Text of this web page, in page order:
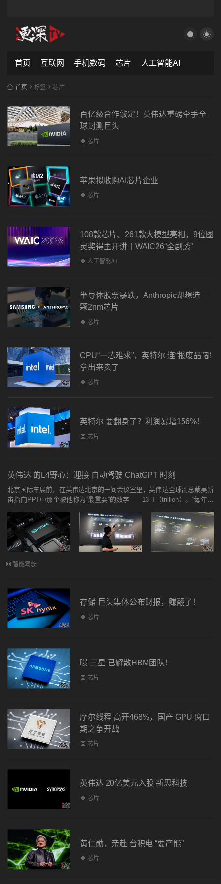
首页 互联网 手机数码 芯片 人工智能AI
首页 标签 芯片
百亿级合作敲定！英伟达重磅牵手全
球封测巨头
芯片
苹果拟收购AI芯片企业
芯片
108款芯片、261款大模型亮相，9位图
灵奖得主开讲丨WAIC26“全剧透”
人工智能AI
半导体股票暴跌，Anthropic却想造一
颗2nm芯片
芯片
CPU“一芯难求”，英特尔 连“报废品”都
拿出来卖了
芯片
英特尔 要翻身了？利润暴增156%！
芯片
英伟达 的L4野心：迎接 自动驾驶 ChatGPT 时刻
北京国际车展前，在英伟达北京的一间会议室里，英伟达全球副总裁吴新
宙指向PPT中那个被他称为“最重要”的数字——13 T（trillion）。“每年全
智能驾驶
存储 巨头集体公布财报，赚翻了！
芯片
曝 三星 已解散HBM团队！
芯片
摩尔线程 高开468%，国产 GPU 窗口
期之争开战
芯片
英伟达 20亿美元入股 新思科技
芯片
黄仁勋，亲赴 台积电 “要产能”
芯片